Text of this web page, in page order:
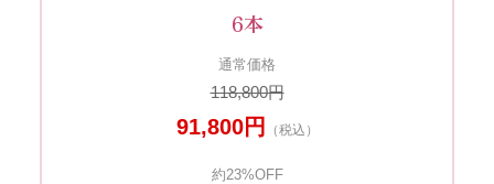
6本
通常価格
118,800円
91,800円 （税込）
約23%OFF